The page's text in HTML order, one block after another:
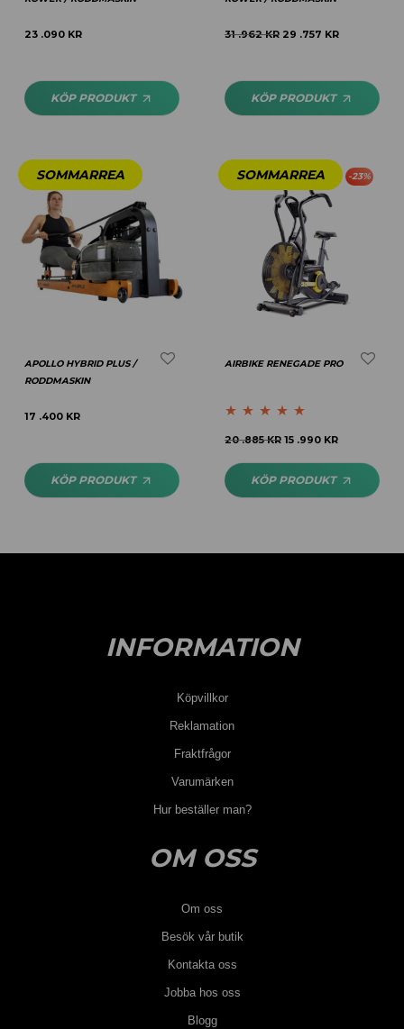
23 .090 KR
KÖP PRODUKT
31 .962KR 29 .757 KR
KÖP PRODUKT
APOLLO HYBRID PLUS /
RODDMASKIN
17 .400 KR
KÖP PRODUKT
-23%
AIRBIKE RENEGADE PRO
Betygsatt5.00
20 .885KR 15 .990 KR
KÖP PRODUKT
INFORMATION
Köpvillkor
Reklamation
Fraktfrågor
Varumärken
Hur beställer man?
OM OSS
Om oss
Besök vår butik
Kontakta oss
Jobba hos oss
Blogg